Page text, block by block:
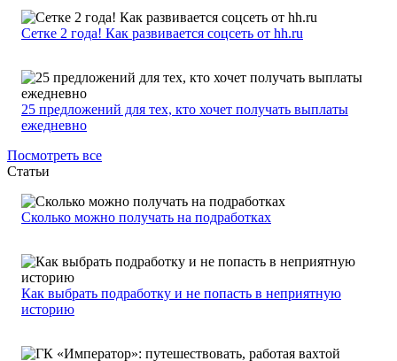
Сетке 2 года! Как развивается соцсеть от hh.ru
25 предложений для тех, кто хочет получать выплаты
ежедневно
Посмотреть все
Статьи
Сколько можно получать на подработках
Как выбрать подработку и не попасть в неприятную
историю